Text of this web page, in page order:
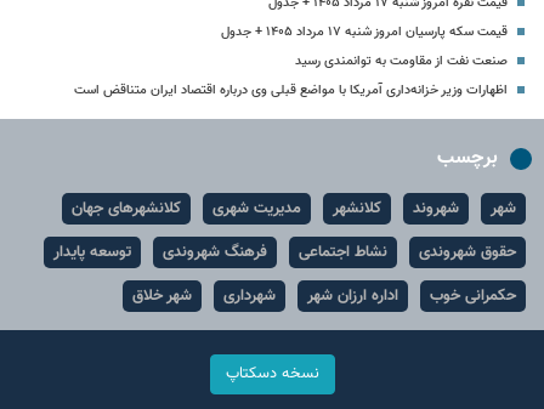
قیمت سکه پارسیان امروز شنبه ۱۷ مرداد ۱۴۰۵ + جدول
صنعت نفت از مقاومت به توانمندی رسید
اظهارات وزیر خزانه‌داری آمریکا با مواضع قبلی وی درباره اقتصاد ایران متناقض است
برچسب
شهر شهروند کلانشهر مدیریت شهری
کلانشهرهای جهان
حقوق شهروندی
نشاط اجتماعی فرهنگ شهروندی
توسعه پایدار
حکمرانی خوب
اداره ارزان شهر شهرداری شهر خلاق
نسخه دسکتاپ